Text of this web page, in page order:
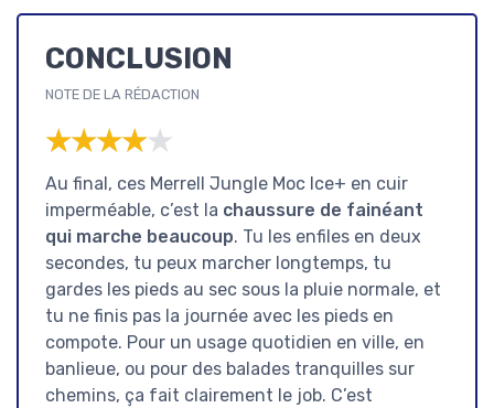
CONCLUSION
NOTE DE LA RÉDACTION
★★★★★
★★★★★
Au final, ces Merrell Jungle Moc Ice+ en cuir
imperméable, c’est la chaussure de fainéant
qui marche beaucoup. Tu les enfiles en deux
secondes, tu peux marcher longtemps, tu
gardes les pieds au sec sous la pluie normale, et
tu ne finis pas la journée avec les pieds en
compote. Pour un usage quotidien en ville, en
banlieue, ou pour des balades tranquilles sur
chemins, ça fait clairement le job. C’est